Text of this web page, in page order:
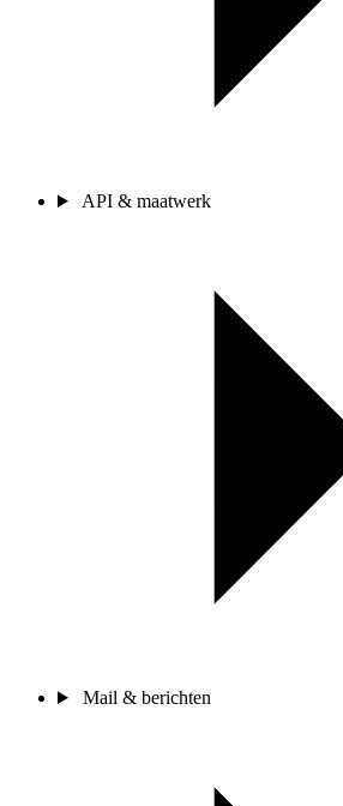
API & maatwerk
Mail & berichten